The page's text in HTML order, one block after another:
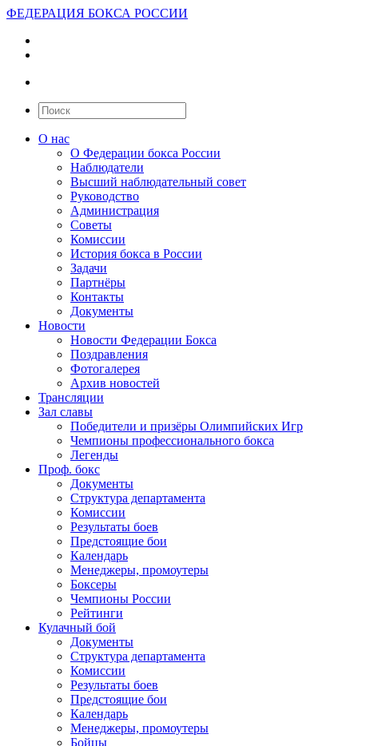
ФЕДЕРАЦИЯ БОКСА РОССИИ
О нас
О Федерации бокса России
Наблюдатели
Высший наблюдательный совет
Руководство
Администрация
Советы
Комиссии
История бокса в России
Задачи
Партнёры
Контакты
Документы
Новости
Новости Федерации Бокса
Поздравления
Фотогалерея
Архив новостей
Трансляции
Зал славы
Победители и призёры Олимпийских Игр
Чемпионы профессионального бокса
Легенды
Проф. бокс
Документы
Структура департамента
Комиссии
Результаты боев
Предстоящие бои
Календарь
Менеджеры, промоутеры
Боксеры
Чемпионы России
Рейтинги
Кулачный бой
Документы
Структура департамента
Комиссии
Результаты боев
Предстоящие бои
Календарь
Менеджеры, промоутеры
Бойцы